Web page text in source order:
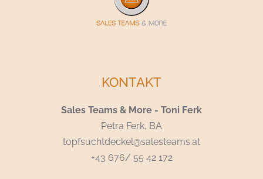
KONTAKT
Sales Teams & More - Toni Ferk
Petra Ferk, BA
topfsuchtdeckel@salesteams.at
+43 676/ 55 42 172